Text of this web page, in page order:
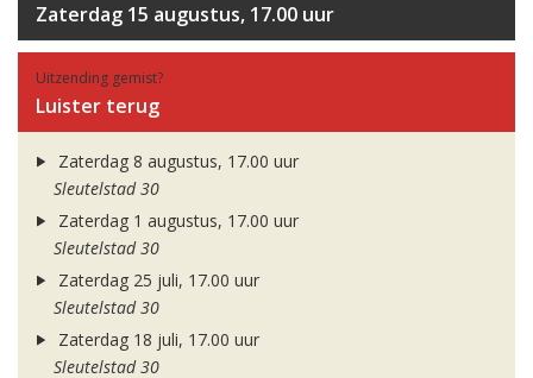
Zaterdag 15 augustus, 17.00 uur
Uitzending gemist?
Luister terug
Zaterdag 8 augustus, 17.00 uur
Sleutelstad 30
Zaterdag 1 augustus, 17.00 uur
Sleutelstad 30
Zaterdag 25 juli, 17.00 uur
Sleutelstad 30
Zaterdag 18 juli, 17.00 uur
Sleutelstad 30